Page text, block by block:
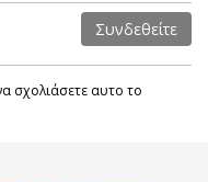
Συνδεθείτε
σχολιάσετε αυτο το